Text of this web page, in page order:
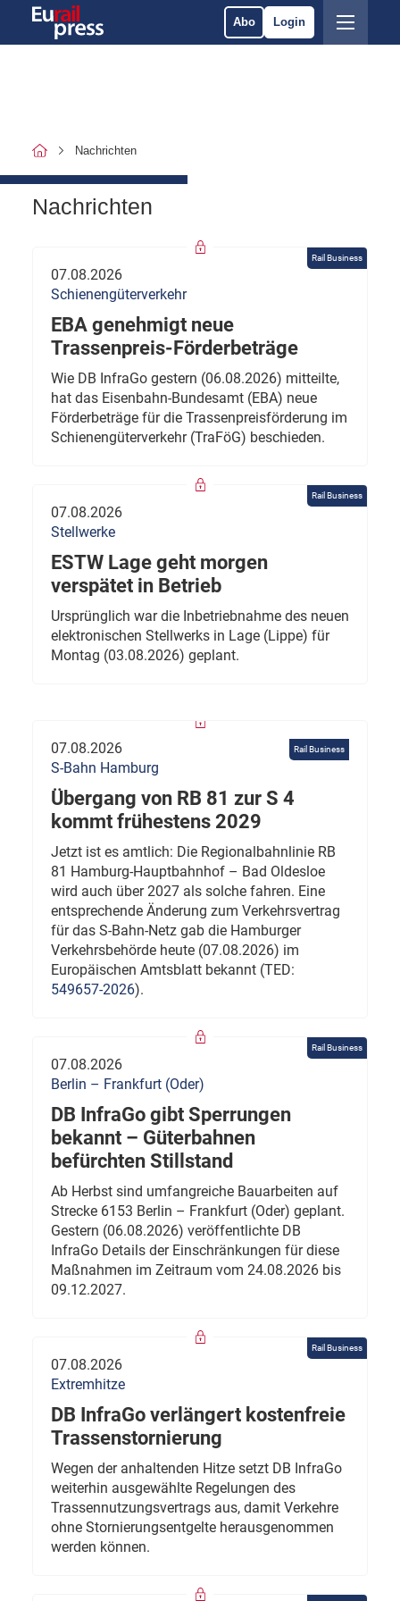
Abo Login
Nachrichten
Nachrichten
Rail Business
07.08.2026
Schienengüterverkehr
EBA genehmigt neue
Trassenpreis-Förderbeträge
Wie DB InfraGo gestern (06.08.2026) mitteilte,
hat das Eisenbahn-Bundesamt (EBA) neue
Förderbeträge für die Trassenpreisförderung im
Schienengüterverkehr (TraFöG) beschieden.
Rail Business
07.08.2026
Stellwerke
ESTW Lage geht morgen
verspätet in Betrieb
Ursprünglich war die Inbetriebnahme des neuen
elektronischen Stellwerks in Lage (Lippe) für
Montag (03.08.2026) geplant.
Rail Business
07.08.2026
S-Bahn Hamburg
Übergang von RB 81 zur S 4
kommt frühestens 2029
Jetzt ist es amtlich: Die Regionalbahnlinie RB
81 Hamburg-Hauptbahnhof – Bad Oldesloe
wird auch über 2027 als solche fahren. Eine
entsprechende Änderung zum Verkehrsvertrag
für das S-Bahn-Netz gab die Hamburger
Verkehrsbehörde heute (07.08.2026) im
Europäischen Amtsblatt bekannt (TED:
549657-2026).
Rail Business
07.08.2026
Berlin – Frankfurt (Oder)
DB InfraGo gibt Sperrungen
bekannt – Güterbahnen
befürchten Stillstand
Ab Herbst sind umfangreiche Bauarbeiten auf
Strecke 6153 Berlin – Frankfurt (Oder) geplant.
Gestern (06.08.2026) veröffentlichte DB
InfraGo Details der Einschränkungen für diese
Maßnahmen im Zeitraum vom 24.08.2026 bis
09.12.2027.
Rail Business
07.08.2026
Extremhitze
DB InfraGo verlängert kostenfreie
Trassenstornierung
Wegen der anhaltenden Hitze setzt DB InfraGo
weiterhin ausgewählte Regelungen des
Trassennutzungsvertrags aus, damit Verkehre
ohne Stornierungsentgelte herausgenommen
werden können.